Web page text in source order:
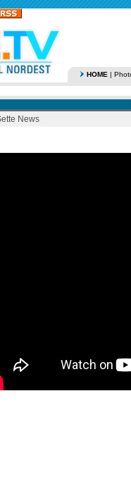
HOME |
News